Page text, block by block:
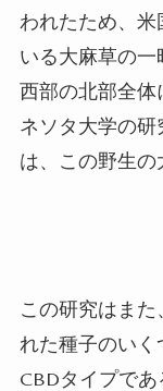
われたため、米
いる大麻草の
西部の北部全体
ネソタ大学の
は、この野生の
この研究はま
れた種子のいく
CBDタイプで